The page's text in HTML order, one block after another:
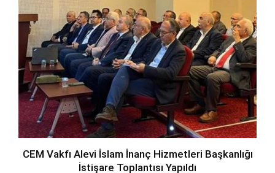
CEM Vakfı Alevi İslam İnanç Hizmetleri Başkanlığı
İstişare Toplantısı Yapıldı